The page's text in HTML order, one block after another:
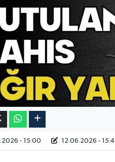
- 15:00 12.06.2026 -